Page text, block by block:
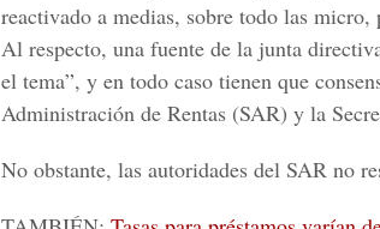
reactivado a medias, sobre todo las micro,
Al respecto, una fuente de la junta
el tema”, y en todo caso tienen que
Administración de Rentas (SAR) y la
No obstante, las autoridades del SAR no